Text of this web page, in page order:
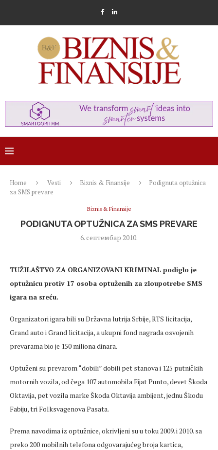
Home Vesti Biznis & Finansije
Podignuta optužnica
za SMS prevare
Biznis & Finansije
PODIGNUTA OPTUŽNICA ZA SMS PREVARE
6. септембар 2010.
TUŽILAŠTVO ZA ORGANIZOVANI KRIMINAL podiglo je
optužnicu protiv 17 osoba optuženih za zloupotrebe SMS
igara na sreću.
Organizatori igara bili su Državna lutrija Srbije, RTS licitacija,
Grand auto i Grand licitacija, a ukupni fond nagrada osvojenih
prevarama bio je 150 miliona dinara.
Optuženi su prevarom “dobili” dobili pet stanova i 125 putničkih
motornih vozila, od čega 107 automobila Fijat Punto, devet Škoda
Oktavija, pet vozila marke Škoda Oktavija ambijent, jednu Škodu
Fabiju, tri Folksvagenova Pasata.
Prema navodima iz optužnice, okrivljeni su u toku 2009. i 2010. sa
preko 200 mobilnih telefona odgovarajućeg broja kartica,